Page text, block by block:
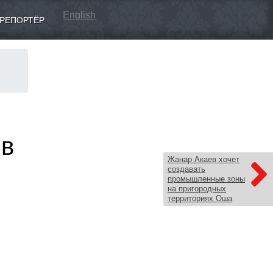
English
Жанар Акаев хочет
создавать
промышленные зоны
на пригородных
территориях Оша